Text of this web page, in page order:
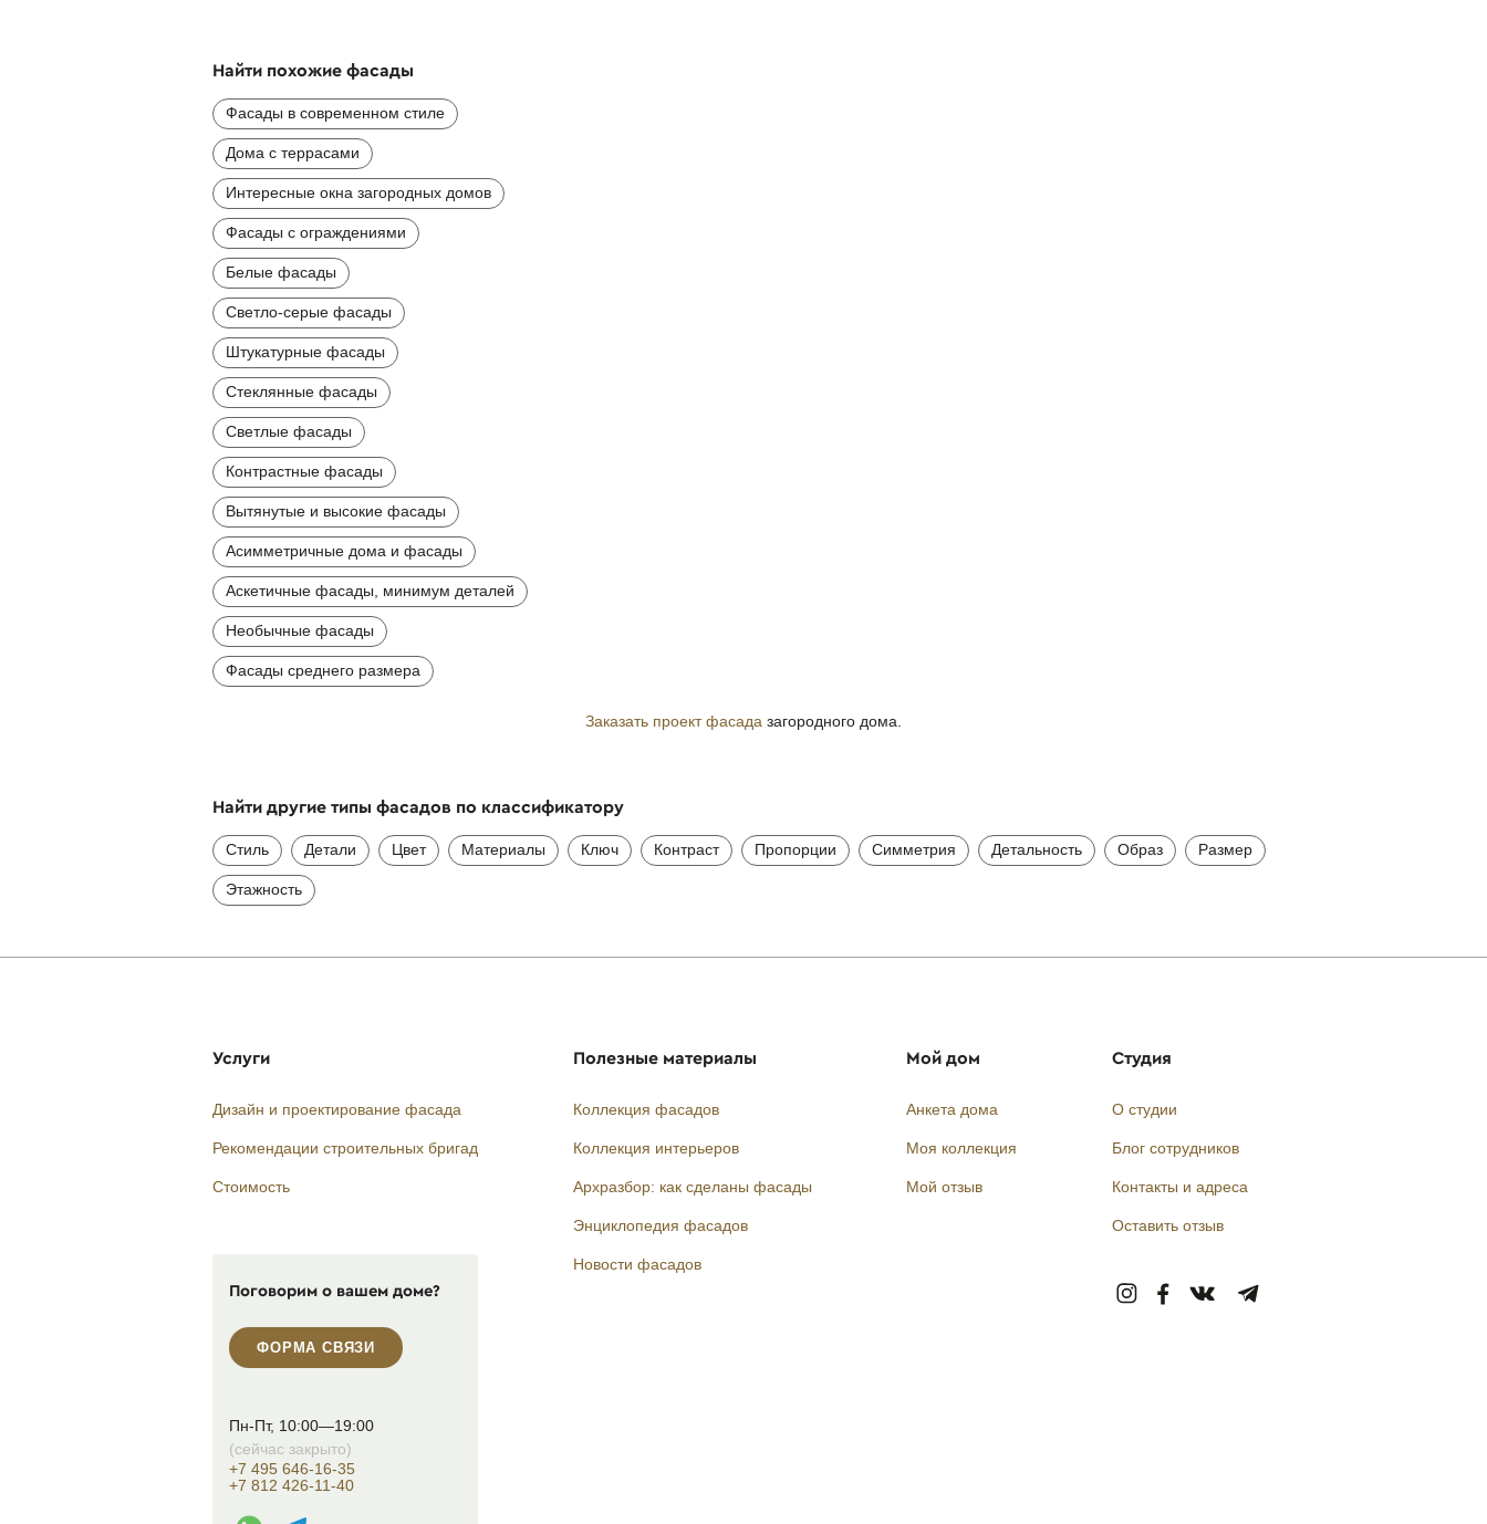
Найти похожие фасады
Фасады в современном стиле
Дома с террасами
Интересные окна загородных домов
Фасады с ограждениями
Белые фасады
Светло-серые фасады
Штукатурные фасады
Стеклянные фасады
Светлые фасады
Контрастные фасады
Вытянутые и высокие фасады
Асимметричные дома и фасады
Аскетичные фасады, минимум деталей
Необычные фасады
Фасады среднего размера
Заказать проект фасада загородного дома.
Найти другие типы фасадов по классификатору
Стиль Детали Цвет Материалы Ключ Контраст Пропорции Симметрия Детальность Образ Размер
Этажность
Услуги
Дизайн и проектирование фасада
Рекомендации строительных бригад
Стоимость
Поговорим о вашем доме?
ФОРМА СВЯЗИ
Пн-Пт, 10:00—19:00
(сейчас закрыто)
+7 495 646-16-35
+7 812 426-11-40
WhatsApp контакт
Telegram контакт
Полезные материалы
Коллекция фасадов
Коллекция интерьеров
Архразбор: как сделаны фасады
Энциклопедия фасадов
Новости фасадов
Мой дом
Анкета дома
Моя коллекция
Мой отзыв
Студия
О студии
Блог сотрудников
Контакты и адреса
Оставить отзыв